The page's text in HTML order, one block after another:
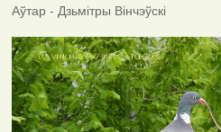
Аўтар - Дзьмітры Вінчэўскі